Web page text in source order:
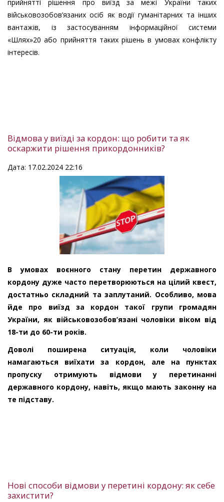
прийнятті рішення про виїзд за межі України таких
військовозобов’язаних осіб як водії гуманітарних та інших
вантажів, із застосуванням інформаційної системи
«Шлях»20 або прийняття таких рішень в умовах конфлікту
інтересів.
Відмова у виїзді за кордон: що робити та як
оскаржити рішення прикордонників?
Дата: 17.02.2024 22:16
В умовах воєнного стану перетин державного
кордону дуже часто перетворюються на цілий квест,
достатньо складний та заплутаний. Особливо, мова
йде про виїзд за кордон такої групи громадян
України, як військовозобов’язані чоловіки віком від
18-ти до 60-ти років.
Доволі поширена ситуація, коли чоловіки
намагаються виїхати за кордон, але на пунктах
пропуску отримують відмови у перетинанні
державного кордону, навіть, якщо мають законну на
те підставу.
Нові способи відмови у перетині кордону: як себе
захистити?